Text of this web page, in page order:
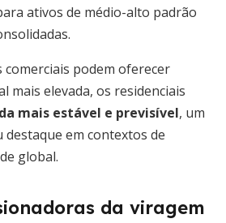
ativos de médio-alto padrão
comerciais podem oferecer
mais elevada, os residenciais
mais estável e previsível, um
em contextos de
global.
da viragem